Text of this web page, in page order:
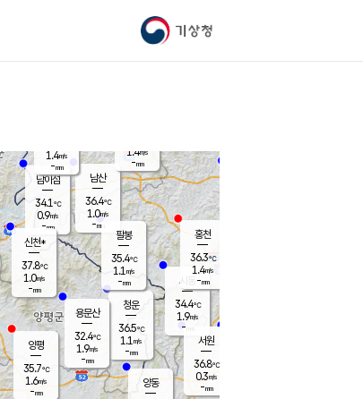
기상청
남이섬
34.1℃
0.9m/s
-mm
남산
36.4℃
1.0m/s
-mm
청운
36.5℃
1.1 m/s
-mm
팔봉
35.4℃
1.1 m/s
-mm
양동
1.4m/s
-mm
신천*
37.8℃
1.0m/s
-mm
시동
34.4℃
1.9m/s
- mm
서원
36.8℃
0.3m/s
-mm
용문산
32.4℃
1.9m/s
-mm
홍천
36.3℃
1.4m/s
-mm
양평
35.7℃
1.6m/s
-mm
1.4m/s
-mm